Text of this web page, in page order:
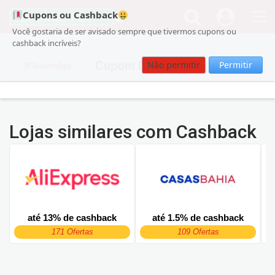
Cupons ou Cashback
Você gostaria de ser avisado sempre que tivermos cupons ou
cashback incríveis?
Não permitir Permitir
Cupom DescontoAqui
Lojas similares com Cashback
até 13% de cashback
171 Ofertas
até 1.5% de cashback
109 Ofertas